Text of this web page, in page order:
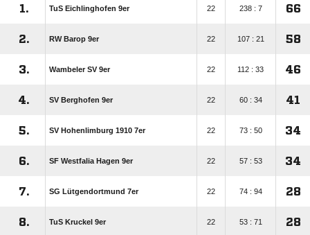
1. TuS Eichlinghofen 9er 22 238 : 7 66
2. RW Barop 9er 22 107 : 21 58
3. Wambeler SV 9er 22 112 : 33 46
4. SV Berghofen 9er 22 60 : 34 41
5. SV Hohenlimburg 1910 7er 22 73 : 50 34
6. SF Westfalia Hagen 9er 22 57 : 53 34
7. SG Lütgendortmund 7er 22 74 : 94 28
8. TuS Kruckel 9er 22 53 : 71 28